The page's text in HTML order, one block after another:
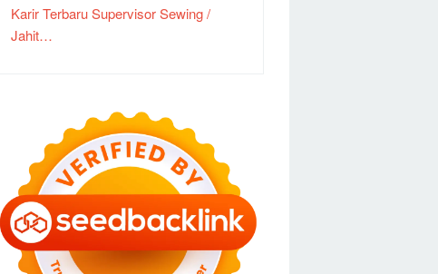
Karir Terbaru Supervisor Sewing /
Jahit…